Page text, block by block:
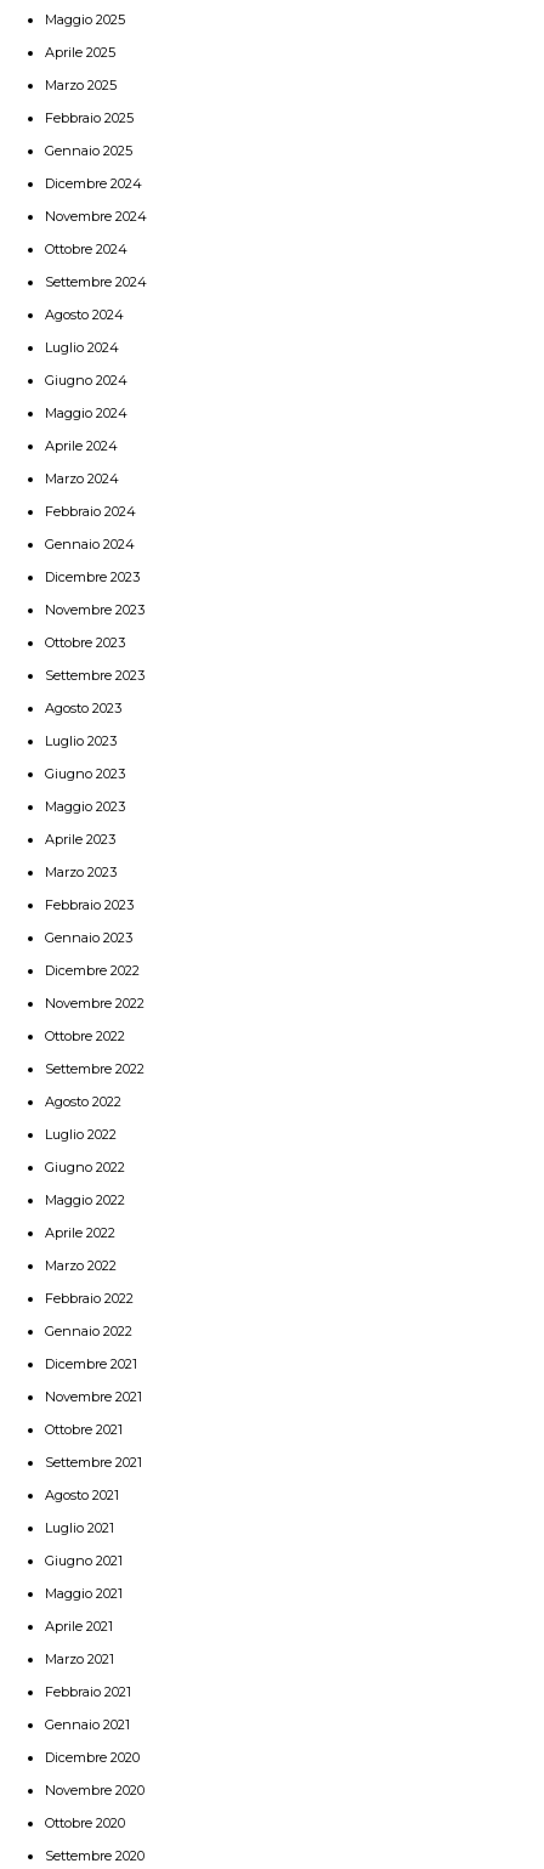
Maggio 2025
Aprile 2025
Marzo 2025
Febbraio 2025
Gennaio 2025
Dicembre 2024
Novembre 2024
Ottobre 2024
Settembre 2024
Agosto 2024
Luglio 2024
Giugno 2024
Maggio 2024
Aprile 2024
Marzo 2024
Febbraio 2024
Gennaio 2024
Dicembre 2023
Novembre 2023
Ottobre 2023
Settembre 2023
Agosto 2023
Luglio 2023
Giugno 2023
Maggio 2023
Aprile 2023
Marzo 2023
Febbraio 2023
Gennaio 2023
Dicembre 2022
Novembre 2022
Ottobre 2022
Settembre 2022
Agosto 2022
Luglio 2022
Giugno 2022
Maggio 2022
Aprile 2022
Marzo 2022
Febbraio 2022
Gennaio 2022
Dicembre 2021
Novembre 2021
Ottobre 2021
Settembre 2021
Agosto 2021
Luglio 2021
Giugno 2021
Maggio 2021
Aprile 2021
Marzo 2021
Febbraio 2021
Gennaio 2021
Dicembre 2020
Novembre 2020
Ottobre 2020
Settembre 2020